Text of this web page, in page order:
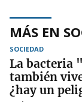
MÁS EN
SOCIEDAD
La bacteria
también
¿hay un